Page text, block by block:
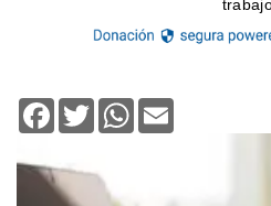
Facebook
TwitterWhatsApp